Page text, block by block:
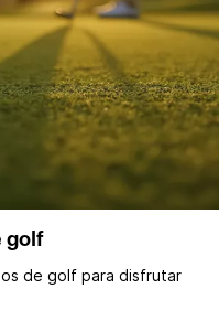
golf
de golf para disfrutar